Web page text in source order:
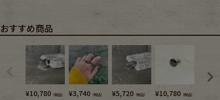
おすすめ商品
¥10,780 （税込） ¥3,740 （税込） ¥5,720 （税込） ¥10,780 （税込）